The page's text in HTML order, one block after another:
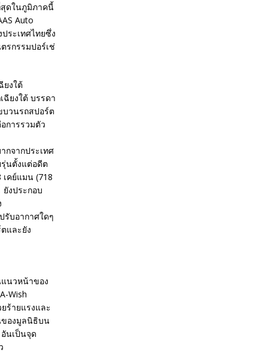
สุดในภูมิภาคนี้
Auto
ระเทศไทยซึ่ง
รกรรมปอร์เช่
ยงใต้
ฉียงใต้ บรรดา
บวนรถสปอร์ต
การรวมตัว
กจากประเทศ
นตั้งแต่อดีต
คย์แมน (718
งประกอบ
รับอากาศใดๆ
และยัง
แนวหน้าของ
Wish
ร้ายแรงและ
ของมูลนิธิบน
นเป็นจุด